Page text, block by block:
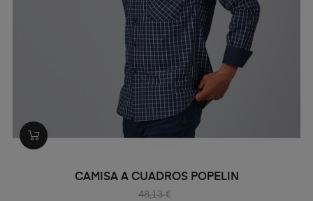
CAMISA A CUADROS POPELIN
48,13 €